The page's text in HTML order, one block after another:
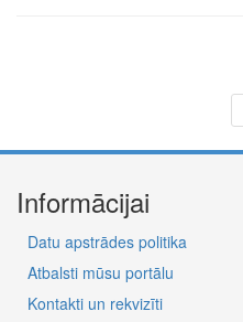
Informācijai
Datu apstrādes politika
Atbalsti mūsu portālu
Kontakti un rekvizīti